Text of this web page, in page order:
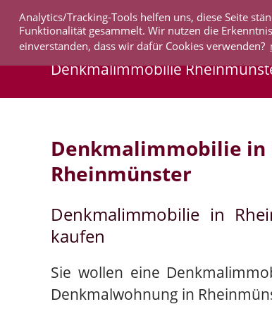
Analytics/Tracking-Tools helfen uns, diese Seite
Funktionalität gesammelt. Wir nutzen die
einverstanden, dass wir dafür Cookies verwenden?
Denkmalimmobilie
Denkmalimmobilie in
Rheinmünster
Denkmalimmobilie in
kaufen
Sie wollen eine
Denkmalwohnung in